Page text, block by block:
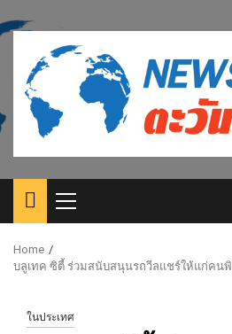
to
content
Primary
Menu
Home
บลูเทค ซิตี้ ร่วมสนับสนุนรถวีลแชร์ให้แก่คนพิ
ในประเทศ